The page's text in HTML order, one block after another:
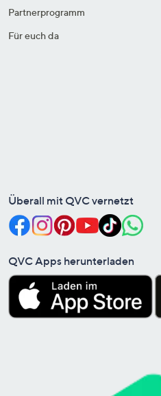
Partnerprogramm
Für euch da
Überall mit QVC vernetzt
QVC Apps herunterladen